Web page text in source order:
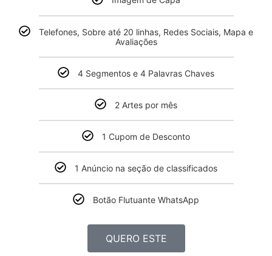
Telefones, Sobre até 20 linhas, Redes Sociais, Mapa e
Avaliações
4 Segmentos e 4 Palavras Chaves
2 Artes por mês
1 Cupom de Desconto
1 Anúncio na seção de classificados
Botão Flutuante WhatsApp
QUERO ESTE